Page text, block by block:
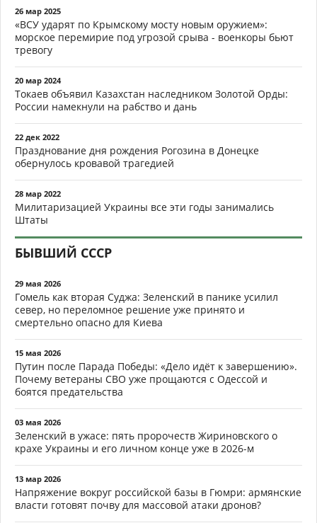
26 мар 2025
«ВСУ ударят по Крымскому мосту новым оружием»:
морское перемирие под угрозой срыва - военкоры бьют
тревогу
20 мар 2024
Токаев объявил Казахстан наследником Золотой Орды:
России намекнули на рабство и дань
22 дек 2022
Празднование дня рождения Рогозина в Донецке
обернулось кровавой трагедией
28 мар 2022
Милитаризацией Украины все эти годы занимались
Штаты
БЫВШИЙ СССР
29 мая 2026
Гомель как вторая Суджа: Зеленский в панике усилил
север, но переломное решение уже принято и
смертельно опасно для Киева
15 мая 2026
Путин после Парада Победы: «Дело идёт к завершению».
Почему ветераны СВО уже прощаются с Одессой и
боятся предательства
03 мая 2026
Зеленский в ужасе: пять пророчеств Жириновского о
крахе Украины и его личном конце уже в 2026-м
13 мар 2026
Напряжение вокруг российской базы в Гюмри: армянские
власти готовят почву для массовой атаки дронов?